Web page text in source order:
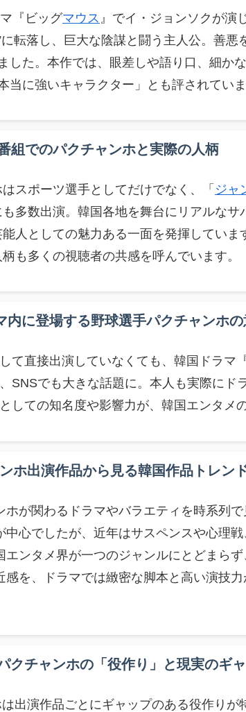
『ビッグマウス 』でイ・ジョンソクが演
に転落し、巨大な陰謀と闘う主人公。善
した。本作では、眼差しや語り口、細か
当に強いキャラクター」とも評されていま
組でのパクチャンホと実際の人柄
スポーツ選手としてだけでなく、「 ジャ
多数出演。韓国各地を舞台にリアルな
人としての魅力ある一面を発揮してい
も多くの視聴者の共感を呼んでいます。
内に登場する野球選手パクチャンホ
て直接出演していなくても、韓国ドラ
SNSでも大きな話題に。本人も実際に
しての知名度や影響力が、韓国エンタメ
ホ出演作品から見る韓国作品トレン
ホが関わるドラマやバラエティを時系列
中心でしたが、近年はサスペンスや心理
エンタメ界が一つのジャンルにとどまら
感を、ドラマでは緻密な脚本と高い演技
クチャンホの「役作り」と現実のギ
出演作品ごとにギャップのある役作り